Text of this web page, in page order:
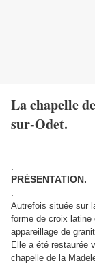
La chapelle
sur-Odet.
PRÉSENTATION.
Autrefois située sur
forme de croix
appareillage de
Elle a été restaurée
chapelle de la